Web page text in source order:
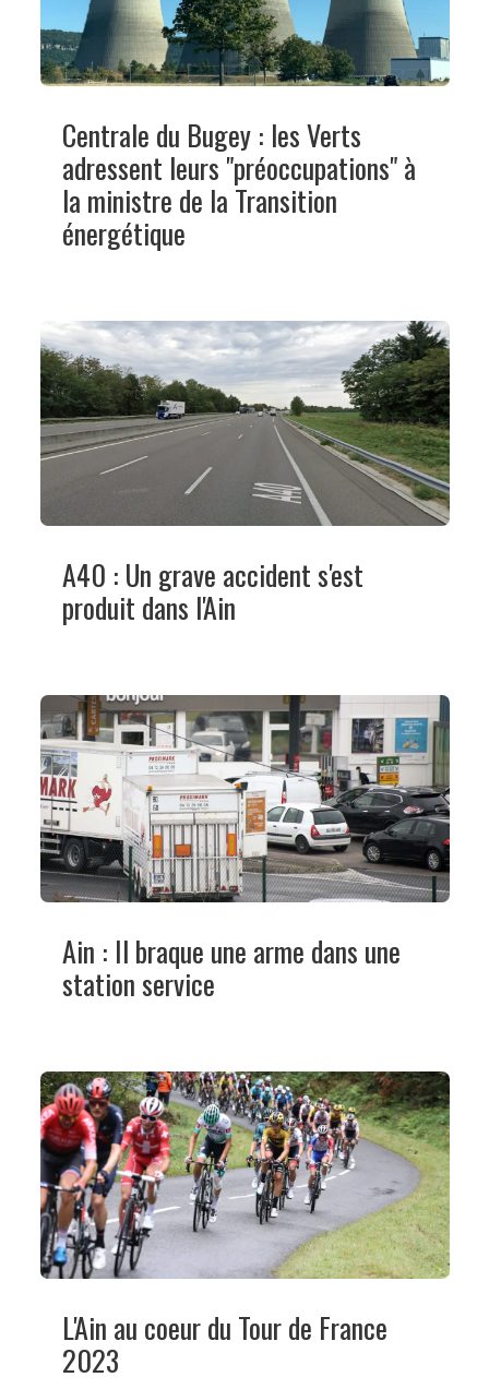
Centrale du Bugey : les Verts
adressent leurs "préoccupations" à
la ministre de la Transition
énergétique
A40 : Un grave accident s'est
produit dans l'Ain
Ain : Il braque une arme dans une
station service
L'Ain au coeur du Tour de France
2023